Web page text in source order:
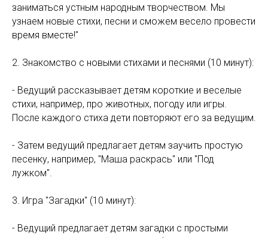
заниматься устным народным творчеством. Мы
узнаем новые стихи, песни и сможем весело провести
время вместе!"
2. Знакомство с новыми стихами и песнями (10 минут):
- Ведущий рассказывает детям короткие и веселые
стихи, например, про животных, погоду или игры.
После каждого стиха дети повторяют его за ведущим.
- Затем ведущий предлагает детям заучить простую
песенку, например, "Маша раскрась" или "Под
лужком".
3. Игра "Загадки" (10 минут):
- Ведущий предлагает детям загадки с простыми